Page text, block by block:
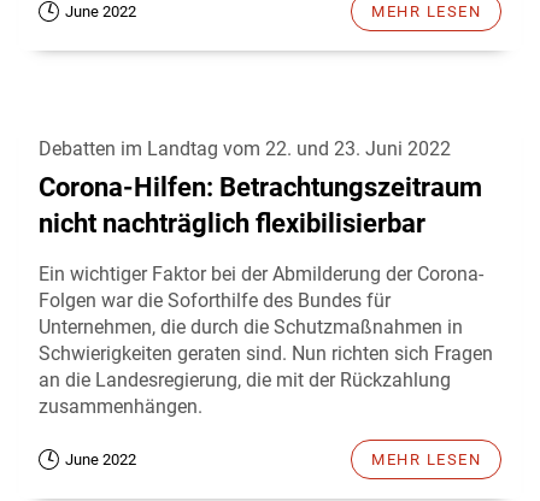
June 2022 MEHR LESEN
Debatten im Landtag vom 22. und 23. Juni 2022
Corona-Hilfen: Betrachtungszeitraum
nicht nachträglich flexibilisierbar
Ein wichtiger Faktor bei der Abmilderung der Corona-
Folgen war die Soforthilfe des Bundes für
Unternehmen, die durch die Schutzmaßnahmen in
Schwierigkeiten geraten sind. Nun richten sich Fragen
an die Landesregierung, die mit der Rückzahlung
zusammenhängen.
June 2022 MEHR LESEN